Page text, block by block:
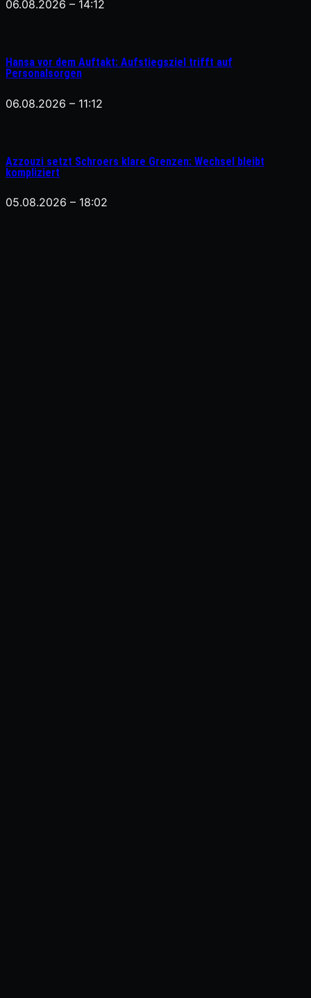
06.08.2026 – 14:12
Hansa vor dem Auftakt: Aufstiegsziel trifft auf
Personalsorgen
06.08.2026 – 11:12
Azzouzi setzt Schroers klare Grenzen: Wechsel bleibt
kompliziert
05.08.2026 – 18:02